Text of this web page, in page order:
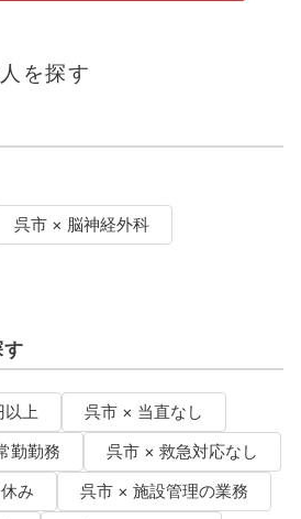
を探す
呉市 × 脳神経外科
以上
呉市 × 当直なし
勤勤務
呉市 × 救急対応なし
み
呉市 × 施設管理の業務